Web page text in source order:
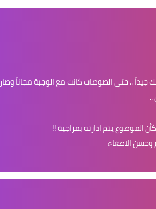
.. حتى الصوصات كانت مع الوجبة مجاناً وصار
الموضوع يتم ادارته بمزاجية !!
وحسن الاصغاء